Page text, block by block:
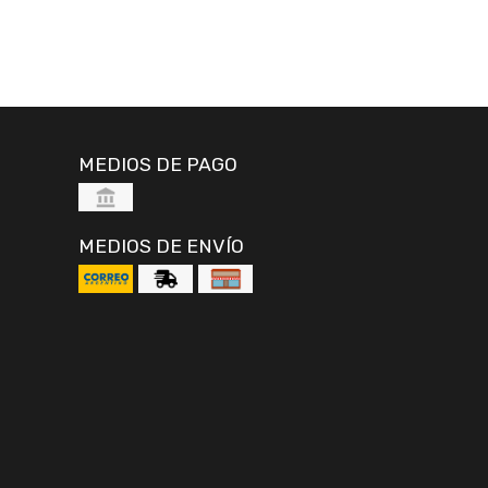
MEDIOS DE PAGO
MEDIOS DE ENVÍO